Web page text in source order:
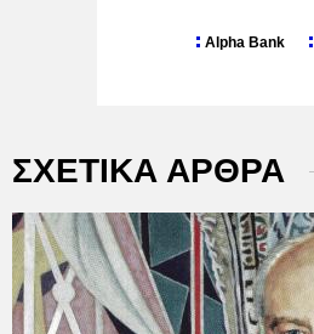
Alpha Bank
ΣΧΕΤΙΚΑ ΑΡΘΡΑ